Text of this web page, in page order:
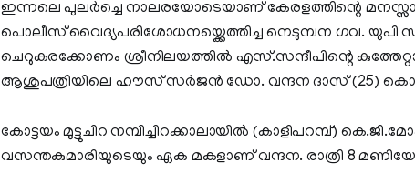
ഇന്നലെ പുലർച്ചെ നാലരയോടെയാണ് കേരളത്തിന്റെ
പൊലീസ് വൈദ്യപരിശോധനയ്ക്കെത്തിച്ച നെടുമ്പന ഗവ.
ചെറുകരക്കോണം ശ്രീനിലയത്തിൽ എസ്.സന്ദീപിന്റെ
ആശുപത്രിയിലെ ഹൗസ് സർജൻ ഡോ. വന്ദന ദാസ് (25)
കോട്ടയം മുട്ടുചിറ നമ്പിച്ചിറക്കാലായിൽ (കാളിപറമ്പ്)
വസന്തകുമാരിയുടെയും ഏക മകളാണ് വന്ദന. രാത്രി 8